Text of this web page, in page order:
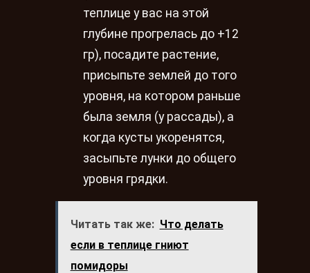
теплице у вас на этой
глубине прогрелась до +12
гр), посадите растение,
присыпьте землей до того
уровня, на котором раньше
была земля (у рассады), а
когда кусты укоренятся,
засыпьте лунки до общего
уровня грядки.
Читать так же: Что делать
если в теплице гниют
помидоры